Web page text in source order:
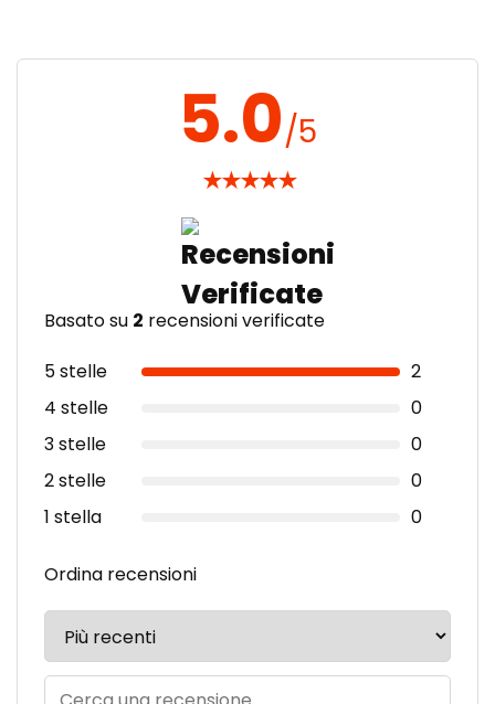
5.0/5
★★★★★
Basato su 2 recensioni verificate
5 stelle
2
4 stelle
0
3 stelle
0
2 stelle
0
1 stella
0
Ordina recensioni